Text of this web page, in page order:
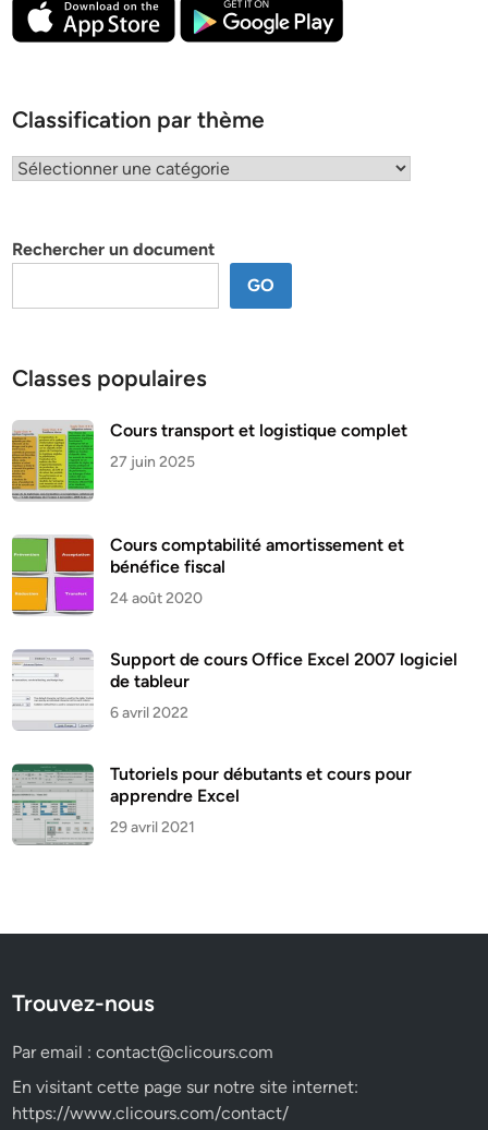
Classification par thème
Classification
Rechercher un document
GO
Classes populaires
Cours transport et logistique complet
27 juin 2025
Cours comptabilité amortissement et
bénéfice fiscal
24 août 2020
Support de cours Office Excel 2007 logiciel
de tableur
6 avril 2022
Tutoriels pour débutants et cours pour
apprendre Excel
29 avril 2021
Trouvez-nous
Par email :contact@clicours.com
En visitant cette page sur notre site internet:
https://www.clicours.com/contact/